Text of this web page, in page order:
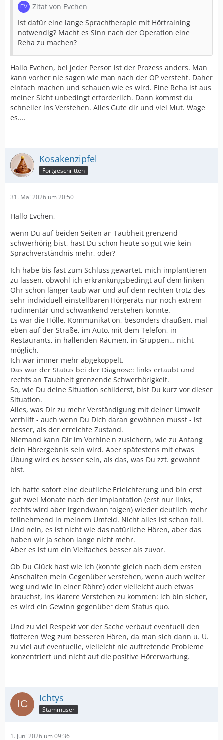
Zitat von Evchen
Ist dafür eine lange Sprachtherapie mit Hörtraining
notwendig? Macht es Sinn nach der Operation eine
Reha zu machen?
Hallo Evchen, bei jeder Person ist der Prozess anders. Man
kann vorher nie sagen wie man nach der OP versteht. Daher
einfach machen und schauen wie es wird. Eine Reha ist aus
meiner Sicht unbedingt erforderlich. Dann kommst du
schneller ins Verstehen. Alles Gute dir und viel Mut. Wage
es....
Kosakenzipfel
Fortgeschritten
31. Mai 2026 um 20:50
Hallo Evchen,
wenn Du auf beiden Seiten an Taubheit grenzend
schwerhörig bist, hast Du schon heute so gut wie kein
Sprachverständnis mehr, oder?
Ich habe bis fast zum Schluss gewartet, mich implantieren
zu lassen, obwohl ich erkrankungsbedingt auf dem linken
Ohr schon länger taub war und auf dem rechten trotz des
sehr individuell einstellbaren Hörgeräts nur noch extrem
rudimentär und schwankend verstehen konnte.
Es war die Hölle. Kommunikation, besonders draußen, mal
eben auf der Straße, im Auto, mit dem Telefon, in
Restaurants, in hallenden Räumen, in Gruppen… nicht
möglich.
Ich war immer mehr abgekoppelt.
Das war der Status bei der Diagnose: links ertaubt und
rechts an Taubheit grenzende Schwerhörigkeit.
So, wie Du deine Situation schilderst, bist Du kurz vor dieser
Situation.
Alles, was Dir zu mehr Verständigung mit deiner Umwelt
verhilft - auch wenn Du Dich daran gewöhnen musst - ist
besser, als der erreichte Zustand.
Niemand kann Dir im Vorhinein zusichern, wie zu Anfang
dein Hörergebnis sein wird. Aber spätestens mit etwas
Übung wird es besser sein, als das, was Du zzt. gewohnt
bist.
Ich hatte sofort eine deutliche Erleichterung und bin erst
gut zwei Monate nach der Implantation (erst nur links,
rechts wird aber irgendwann folgen) wieder deutlich mehr
teilnehmend in meinem Umfeld. Nicht alles ist schon toll.
Und nein, es ist nicht wie das natürliche Hören, aber das
haben wir ja schon lange nicht mehr.
Aber es ist um ein Vielfaches besser als zuvor.
Ob Du Glück hast wie ich (konnte gleich nach dem ersten
Anschalten mein Gegenüber verstehen, wenn auch weiter
weg und wie in einer Röhre) oder vielleicht auch etwas
brauchst, ins klarere Verstehen zu kommen: ich bin sicher,
es wird ein Gewinn gegenüber dem Status quo.
Und zu viel Respekt vor der Sache verbaut eventuell den
flotteren Weg zum besseren Hören, da man sich dann u. U.
zu viel auf eventuelle, vielleicht nie auftretende Probleme
konzentriert und nicht auf die positive Hörerwartung.
Ichtys
Stammuser
1. Juni 2026 um 09:36